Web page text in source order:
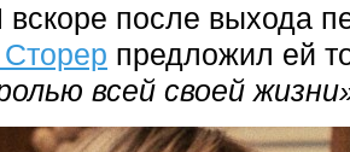
вскоре после выхода
предложил ей
всей своей